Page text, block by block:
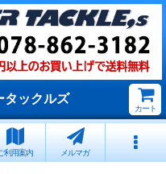
タックルズ
カート
利用案内 メルマガ